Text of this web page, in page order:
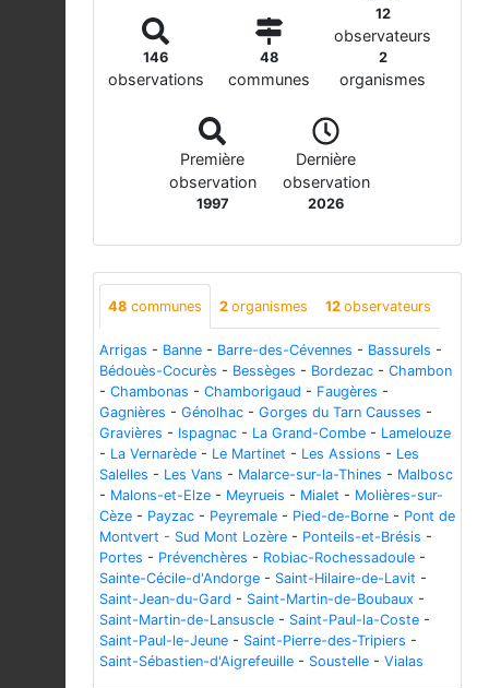
146
observations
48
communes
12
observateurs
2
organismes
Première
observation
1997
Dernière
observation
2026
48 communes 2 organismes 12 observateurs
Arrigas - Banne - Barre-des-Cévennes - Bassurels -
Bédouès-Cocurès - Bessèges - Bordezac - Chambon
- Chambonas - Chamborigaud - Faugères -
Gagnières - Génolhac - Gorges du Tarn Causses -
Gravières - Ispagnac - La Grand-Combe - Lamelouze
- La Vernarède - Le Martinet - Les Assions - Les
Salelles - Les Vans - Malarce-sur-la-Thines - Malbosc
- Malons-et-Elze - Meyrueis - Mialet - Molières-sur-
Cèze - Payzac - Peyremale - Pied-de-Borne - Pont de
Montvert - Sud Mont Lozère - Ponteils-et-Brésis -
Portes - Prévenchères - Robiac-Rochessadoule -
Sainte-Cécile-d'Andorge - Saint-Hilaire-de-Lavit -
Saint-Jean-du-Gard - Saint-Martin-de-Boubaux -
Saint-Martin-de-Lansuscle - Saint-Paul-la-Coste -
Saint-Paul-le-Jeune - Saint-Pierre-des-Tripiers -
Saint-Sébastien-d'Aigrefeuille - Soustelle - Vialas